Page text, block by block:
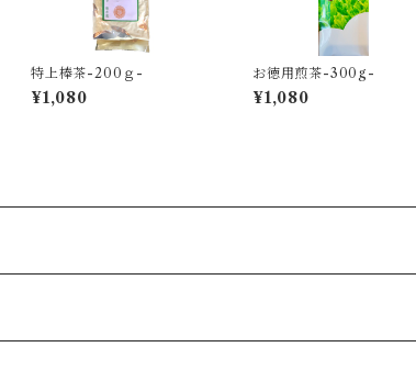
特上棒茶-200ｇ-
¥1,080
お徳用煎茶-300g-
¥1,080